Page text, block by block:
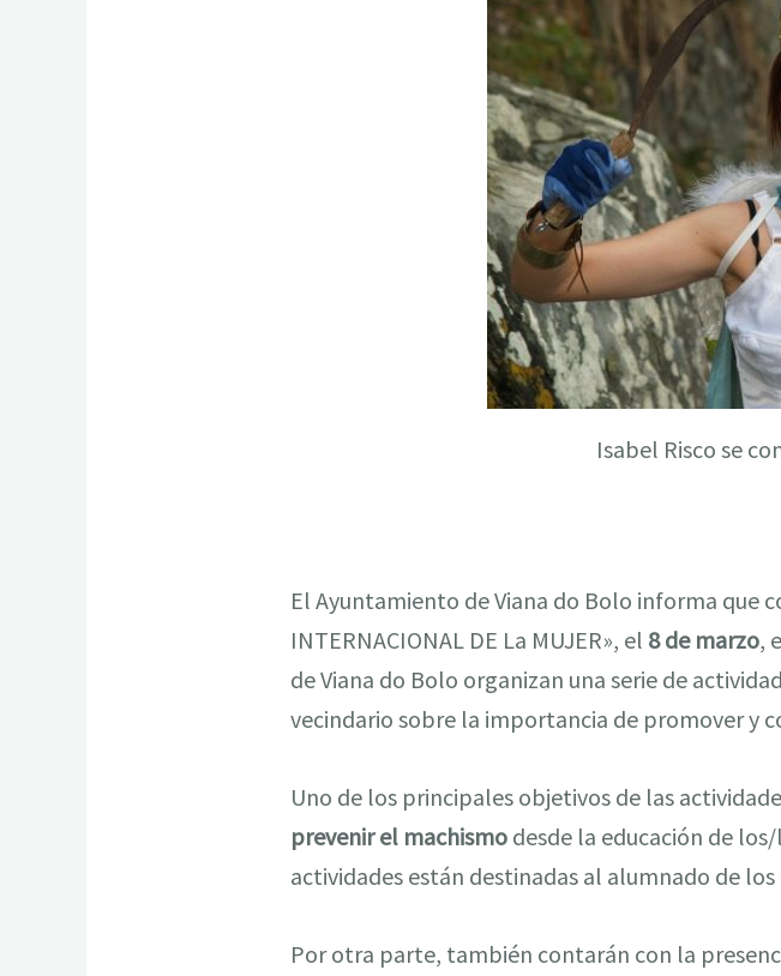
Isabel Risco se
El Ayuntamiento de Viana do Bolo informa que
INTERNACIONAL DE La MUJER», el 8 de marzo,
de Viana do Bolo organizan una serie de
vecindario sobre la importancia de promover y
Uno de los principales objetivos de las
prevenir el machismo desde la educación de
actividades están destinadas al alumnado de
Por otra parte, también contarán con la